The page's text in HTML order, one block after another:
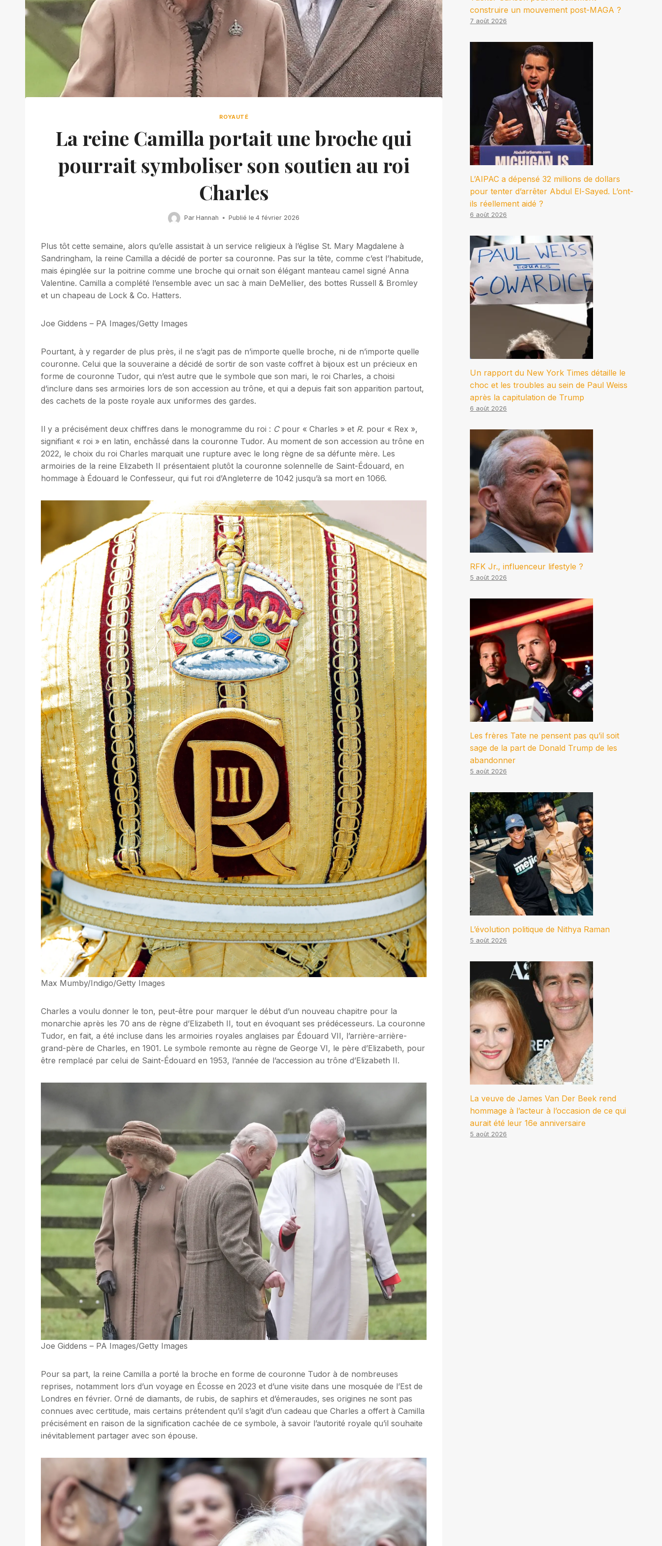
ROYAUTÉ
La reine Camilla portait une broche qui
pourrait symboliser son soutien au roi
Charles
Par Hannah Publié le 4 février 2026
Plus tôt cette semaine, alors qu’elle assistait à un service religieux à l’église St. Mary Magdalene à
Sandringham, la reine Camilla a décidé de porter sa couronne. Pas sur la tête, comme c’est l’habitude,
mais épinglée sur la poitrine comme une broche qui ornait son élégant manteau camel signé Anna
Valentine. Camilla a complété l’ensemble avec un sac à main DeMellier, des bottes Russell & Bromley
et un chapeau de Lock & Co. Hatters.
Joe Giddens – PA Images/Getty Images
Pourtant, à y regarder de plus près, il ne s’agit pas de n’importe quelle broche, ni de n’importe quelle
couronne. Celui que la souveraine a décidé de sortir de son vaste coffret à bijoux est un précieux en
forme de couronne Tudor, qui n’est autre que le symbole que son mari, le roi Charles, a choisi
d’inclure dans ses armoiries lors de son accession au trône, et qui a depuis fait son apparition partout,
des cachets de la poste royale aux uniformes des gardes.
Il y a précisément deux chiffres dans le monogramme du roi : Cpour « Charles » et R. pour « Rex »,
signifiant « roi » en latin, enchâssé dans la couronne Tudor. Au moment de son accession au trône en
2022, le choix du roi Charles marquait une rupture avec le long règne de sa défunte mère. Les
armoiries de la reine Elizabeth II présentaient plutôt la couronne solennelle de Saint-Édouard, en
hommage à Édouard le Confesseur, qui fut roi d’Angleterre de 1042 jusqu’à sa mort en 1066.
Max Mumby/Indigo/Getty Images
Charles a voulu donner le ton, peut-être pour marquer le début d’un nouveau chapitre pour la
monarchie après les 70 ans de règne d’Elizabeth II, tout en évoquant ses prédécesseurs. La couronne
Tudor, en fait, a été incluse dans les armoiries royales anglaises par Édouard VII, l’arrière-arrière-
grand-père de Charles, en 1901. Le symbole remonte au règne de George VI, le père d’Elizabeth, pour
être remplacé par celui de Saint-Édouard en 1953, l’année de l’accession au trône d’Elizabeth II.
Joe Giddens – PA Images/Getty Images
Pour sa part, la reine Camilla a porté la broche en forme de couronne Tudor à de nombreuses
reprises, notamment lors d’un voyage en Écosse en 2023 et d’une visite dans une mosquée de l’Est de
Londres en février. Orné de diamants, de rubis, de saphirs et d’émeraudes, ses origines ne sont pas
connues avec certitude, mais certains prétendent qu’il s’agit d’un cadeau que Charles a offert à Camilla
précisément en raison de la signification cachée de ce symbole, à savoir l’autorité royale qu’il souhaite
inévitablement partager avec son épouse.
construire un mouvement post-MAGA ?
7 août 2026
L’AIPAC a dépensé 32 millions de dollars
pour tenter d’arrêter Abdul El-Sayed. L’ont-
ils réellement aidé ?
6 août 2026
Un rapport du New York Times détaille le
choc et les troubles au sein de Paul Weiss
après la capitulation de Trump
6 août 2026
RFK Jr., influenceur lifestyle ?
5 août 2026
Les frères Tate ne pensent pas qu’il soit
sage de la part de Donald Trump de les
abandonner
5 août 2026
L’évolution politique de Nithya Raman
5 août 2026
La veuve de James Van Der Beek rend
hommage à l’acteur à l’occasion de ce qui
aurait été leur 16e anniversaire
5 août 2026